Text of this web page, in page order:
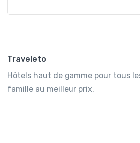
Traveleto
Hôtels haut de gamme pour tous
famille au meilleur prix.